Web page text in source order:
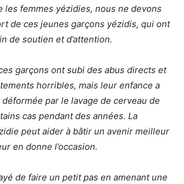
les femmes yézidies, nous ne devons
de ces jeunes garçons yézidis, qui ont
de soutien et d’attention.
garçons ont subi des abus directs et
horribles, mais leur enfance a
par le lavage de cerveau de
cas pendant des années. La
peut aider à bâtir un avenir meilleur
en donne l’occasion.
de faire un petit pas en amenant une